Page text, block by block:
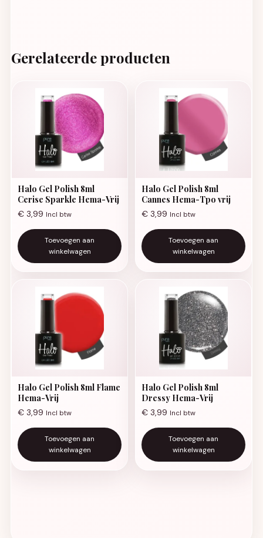
Gerelateerde producten
Halo Gel Polish 8ml
Cerise Sparkle Hema-Vrij
€ 3,99 Incl btw
Toevoegen aan
winkelwagen
Halo Gel Polish 8ml
Cannes Hema-Tpo vrij
€ 3,99 Incl btw
Toevoegen aan
winkelwagen
Halo Gel Polish 8ml Flame
Hema-Vrij
€ 3,99 Incl btw
Toevoegen aan
winkelwagen
Halo Gel Polish 8ml
Dressy Hema-Vrij
€ 3,99 Incl btw
Toevoegen aan
winkelwagen